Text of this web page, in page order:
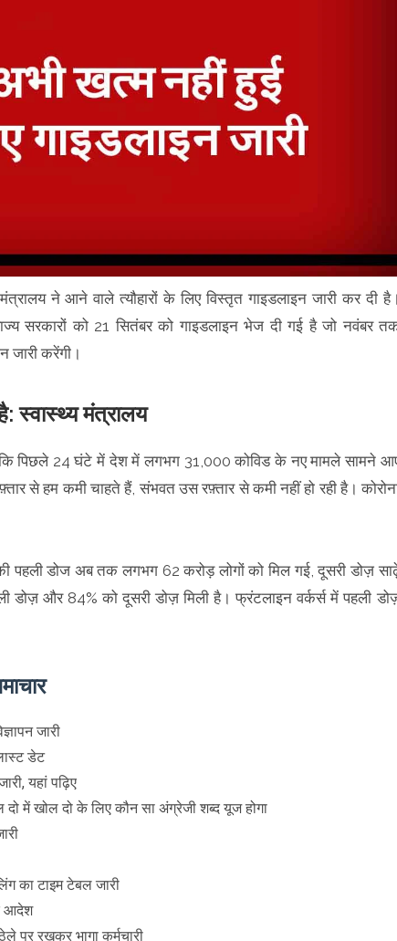
ने आने वाले त्यौहारों के लिए विस्तृत गाइडलाइन जारी कर दी
सरकारों को 21 सितंबर को गाइडलाइन भेज दी गई है जो नवंबर
जारी करेंगी।
स्वास्थ्य मंत्रालय
कि पिछले 24 घंटे में देश में लगभग 31,000 कोविड के नए मामले सामने
से हम कमी चाहते हैं, संभवत उस रफ़्तार से कमी नहीं हो रही है।
पहली डोज अब तक लगभग 62 करोड़ लोगों को मिल गई, दूसरी डोज़
डोज़ और 84% को दूसरी डोज़ मिली है। फ्रंटलाइन वर्कर्स में पहली
जारी
डेट
यहां पढ़िए
में खोल दो के लिए कौन सा अंग्रेजी शब्द यूज होगा
का टाइम टेबल जारी
आदेश
पर रखकर भागा कर्मचारी